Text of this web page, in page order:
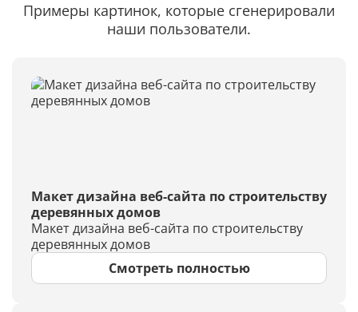
Примеры картинок, которые сгенерировали
наши пользователи.
Макет дизайна веб-сайта по строительству
деревянных домов
Макет дизайна веб-сайта по строительству
деревянных домов
Смотреть полностью